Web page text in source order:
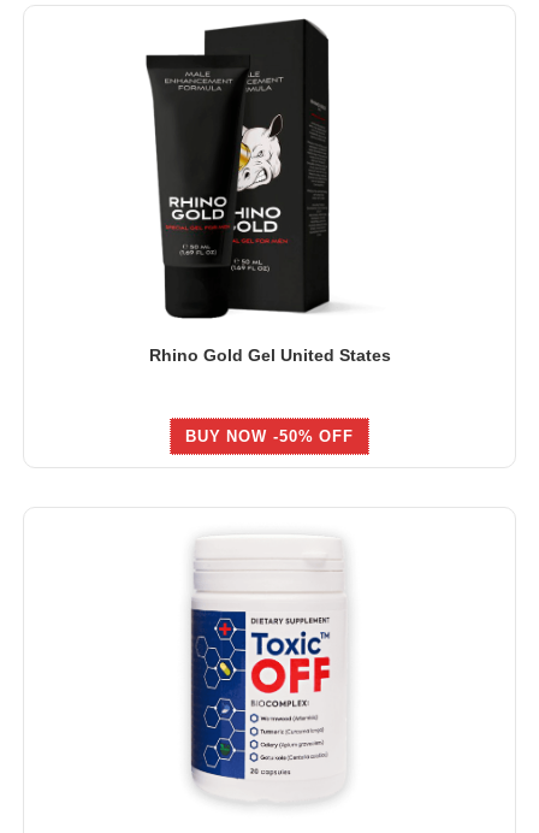
Rhino Gold Gel United States
BUY NOW -50% OFF